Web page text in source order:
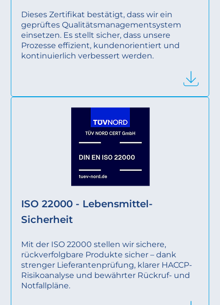
Dieses Zertifikat bestätigt, dass wir ein
geprüftes Qualitätsmanagementsystem
einsetzen. Es stellt sicher, dass unsere
Prozesse effizient, kundenorientiert und
kontinuierlich verbessert werden.
ISO 22000 - Lebensmittel-
Sicherheit
Mit der ISO 22000 stellen wir sichere,
rückverfolgbare Produkte sicher – dank
strenger Lieferantenprüfung, klarer HACCP-
Risikoanalyse und bewährter Rückruf- und
Notfallpläne.